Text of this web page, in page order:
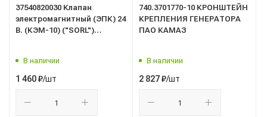
37540820030 Клапан
электромагнитный (ЭПК) 24
В. (КЭМ-10) ("SORL")
В наличии
1 460₽/шт
740.3701770-10 КРОНШТЕЙН
КРЕПЛЕНИЯ ГЕНЕРАТОРА
ПАО КАМАЗ
В наличии
2 827₽/шт